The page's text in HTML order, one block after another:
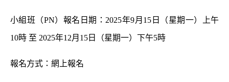
小組班（PN）報名日期：2025年9月15日（星期一）上午
10時 至 2025年12月15日（星期一）下午5時
報名方式：網上報名